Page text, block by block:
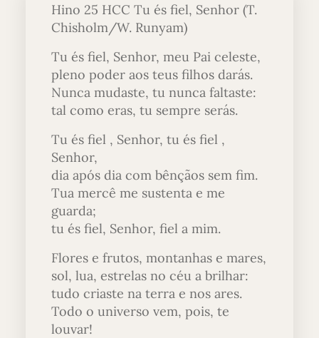
Hino 25 HCC Tu és fiel, Senhor (T.
Chisholm/W. Runyam)
Tu és fiel, Senhor, meu Pai celeste,
pleno poder aos teus filhos darás.
Nunca mudaste, tu nunca faltaste:
tal como eras, tu sempre serás.
Tu és fiel , Senhor, tu és fiel ,
Senhor,
dia após dia com bênçãos sem fim.
Tua mercê me sustenta e me
guarda;
tu és fiel, Senhor, fiel a mim.
Flores e frutos, montanhas e mares,
sol, lua, estrelas no céu a brilhar:
tudo criaste na terra e nos ares.
Todo o universo vem, pois, te
louvar!